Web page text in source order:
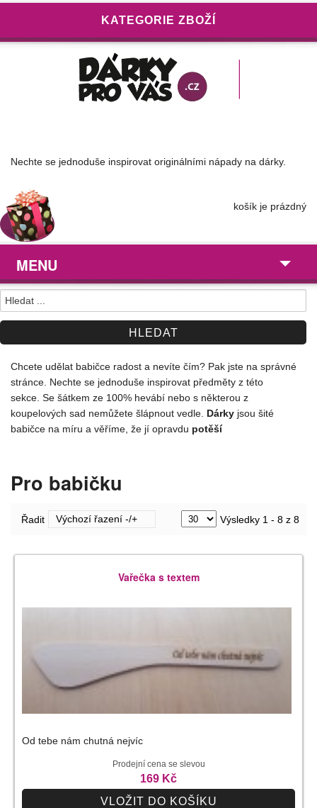
KATEGORIE ZBOŽÍ
Nechte se jednoduše inspirovat originálními nápady na dárky.
košík je prázdný
MENU
Dárky pro ...
Obchodní podmínky
Kontakt
Chcete udělat babičce radost a nevíte čím? Pak jste na správné
stránce. Nechte se jednoduše inspirovat předměty z této
sekce. Se šátkem ze 100% hevábí nebo s některou z
koupelových sad nemůžete šlápnout vedle. Dárky jsou šité
babičce na míru a věříme, že jí opravdu potěší
Pro babičku
Výsledky 1 - 8 z 8
Řadit Výchozí řazení -/+
Vařečka s textem
Od tebe nám chutná nejvíc
Prodejní cena se slevou
169 Kč
VLOŽIT DO KOŠÍKU